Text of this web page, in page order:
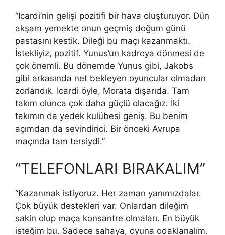
“Icardi’nin gelişi pozitifi bir hava oluşturuyor. Dün
akşam yemekte onun geçmiş doğum günü
pastasını kestik. Dileği bu maçı kazanmaktı.
İstekliyiz, pozitif. Yunus’un kadroya dönmesi de
çok önemli. Bu dönemde Yunus gibi, Jakobs
gibi arkasında net bekleyen oyuncular olmadan
zorlandık. Icardi öyle, Morata dışarıda. Tam
takım olunca çok daha güçlü olacağız. İki
takımın da yedek kulübesi geniş. Bu benim
açımdan da sevindirici. Bir önceki Avrupa
maçında tam tersiydi.”
“TELEFONLARI BIRAKALIM”
“Kazanmak istiyoruz. Her zaman yanımızdalar.
Çok büyük destekleri var. Onlardan dileğim
sakin olup maça konsantre olmaları. En büyük
isteğim bu. Sadece sahaya, oyuna odaklanalım.